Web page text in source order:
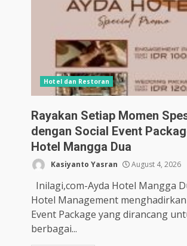
Hotel dan Restoran
Rayakan Setiap Momen
dengan Social Event
Hotel Mangga Dua
Kasiyanto Yasran August 4, 2026
Inilagi,com-Ayda Hotel Mangga
Hotel Management menghadirkan
Event Package yang dirancang
berbagai...